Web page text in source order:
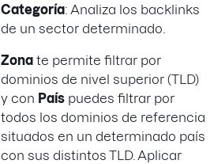
Categoría: Analiza los backlinks
de un sector determinado.
Zona te permite filtrar por
dominios de nivel superior (TLD)
y con País puedes filtrar por
todos los dominios de referencia
situados en un determinado país
con sus distintos TLD. Aplicar